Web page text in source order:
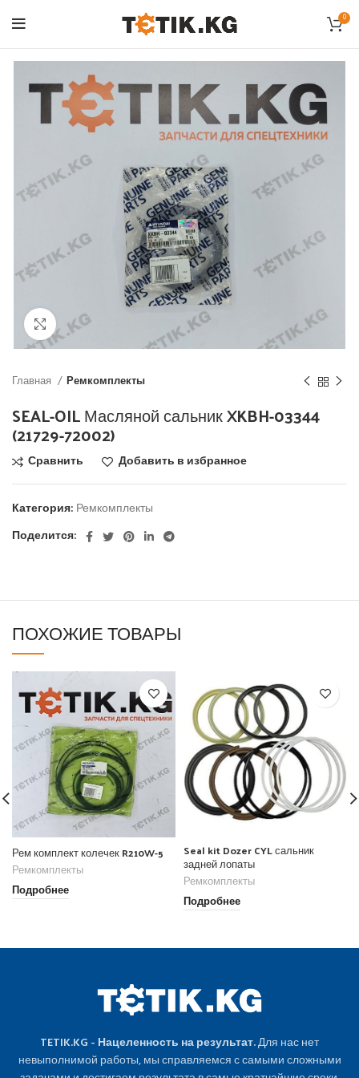
0
Click to enlarge
Главная Ремкомплекты
SEAL-OIL Масляной сальник XKBH-03344
(21729-72002)
Сравнить Добавить в избранное
Категория: Ремкомплекты
Поделится:
ПОХОЖИЕ ТОВАРЫ
Рем комплект колечек R210W-5
Ремкомплекты
Подробнее
Seal kit Dozer CYL сальник
задней лопаты
Ремкомплекты
Подробнее
TETIK.KG - Нацеленность на результат.Для нас нет
невыполнимой работы, мы справляемся с самыми сложными